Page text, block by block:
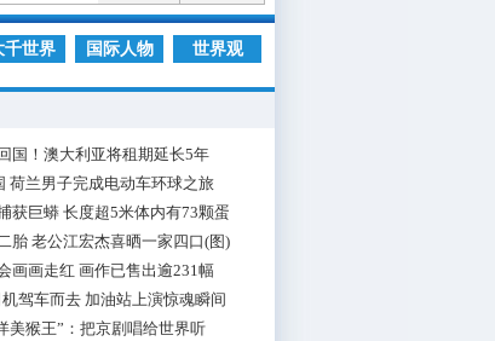
千世界 国际人物 世界观
国！澳大利亚将租期延长5年
荷兰男子完成电动车环球之旅
获巨蟒 长度超5米体内有73颗蛋
胎 老公江宏杰喜晒一家四口(图)
画画走红 画作已售出逾231幅
驾车而去 加油站上演惊魂瞬间
美猴王”：把京剧唱给世界听